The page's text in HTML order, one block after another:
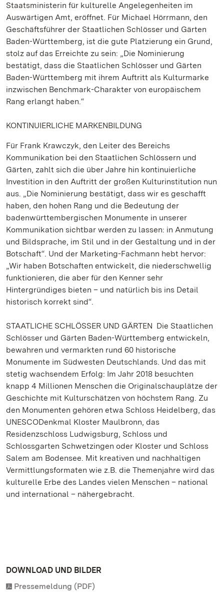
Staatsministerin für kulturelle Angelegenheiten im
Auswärtigen Amt, eröffnet. Für Michael Hörrmann, den
Geschäftsführer der Staatlichen Schlösser und Gärten
Baden-Württemberg, ist die gute Platzierung ein Grund,
stolz auf das Erreichte zu sein: „Die Nominierung
bestätigt, dass die Staatlichen Schlösser und Gärten
Baden-Württemberg mit ihrem Auftritt als Kulturmarke
inzwischen Benchmark-Charakter von europäischem
Rang erlangt haben.“
KONTINUIERLICHE MARKENBILDUNG
Für Frank Krawczyk, den Leiter des Bereichs
Kommunikation bei den Staatlichen Schlössern und
Gärten, zahlt sich die über Jahre hin kontinuierliche
Investition in den Auftritt der großen Kulturinstitution nun
aus. „Die Nominierung bestätigt, dass wir es geschafft
haben, den hohen Rang und die Bedeutung der
badenwürttembergischen Monumente in unserer
Kommunikation sichtbar werden zu lassen: in Anmutung
und Bildsprache, im Stil und in der Gestaltung und in der
Botschaft“. Und der Marketing-Fachmann hebt hervor:
„Wir haben Botschaften entwickelt, die niederschwellig
funktionieren, die aber für den Kenner sehr
Hintergründiges bieten – und natürlich bis ins Detail
historisch korrekt sind“.
STAATLICHE SCHLÖSSER UND GÄRTEN Die Staatlichen
Schlösser und Gärten Baden-Württemberg entwickeln,
bewahren und vermarkten rund 60 historische
Monumente im Südwesten Deutschlands. Und das mit
stetig wachsendem Erfolg: Im Jahr 2018 besuchten
knapp 4 Millionen Menschen die Originalschauplätze der
Geschichte mit Kulturschätzen von höchstem Rang. Zu
den Monumenten gehören etwa Schloss Heidelberg, das
UNESCODenkmal Kloster Maulbronn, das
Residenzschloss Ludwigsburg, Schloss und
Schlossgarten Schwetzingen oder Kloster und Schloss
Salem am Bodensee. Mit kreativen und nachhaltigen
Vermittlungsformaten wie z.B. die Themenjahre wird das
kulturelle Erbe des Landes vielen Menschen – national
und international – nähergebracht.
DOWNLOAD UND BILDER
Pressemeldung (PDF)